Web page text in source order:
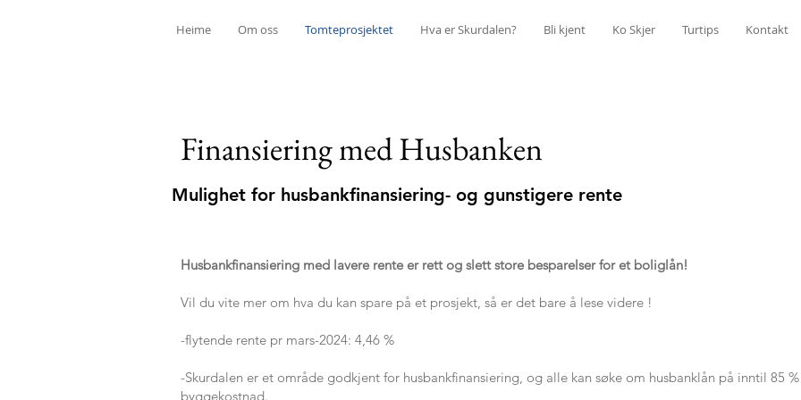
Heime Om oss Tomteprosjektet Hva er Skurdalen? Bli kjent Ko Skjer Turtips Kontakt
Finansiering med Husbanken
Mulighet for husbankfinansiering- og gunstigere rente
Husbankfinansiering med lavere rente er rett og slett store besparelser for et boliglån!
Vil du vite mer om hva du kan spare på et prosjekt, så er det bare å lese videre !
-flytende rente pr mars-2024: 4,46 %
-Skurdalen er et område godkjent for husbankfinansiering, og alle kan søke om husbanklån på inntil 85
byggekostnad.